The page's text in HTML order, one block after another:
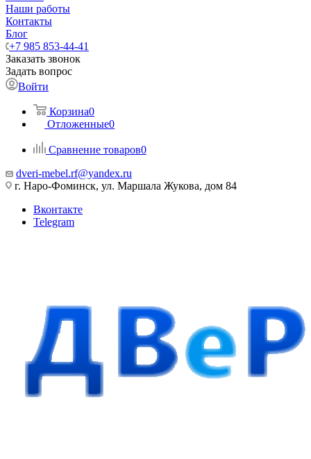
Наши работы
Контакты
Блог
+7 985 853-44-41
Заказать звонок
Задать вопрос
Войти
Корзина0
Отложенные0
Сравнение товаров0
dveri-mebel.rf@yandex.ru
г. Наро-Фоминск, ул. Маршала Жукова, дом 84
Вконтакте
Telegram